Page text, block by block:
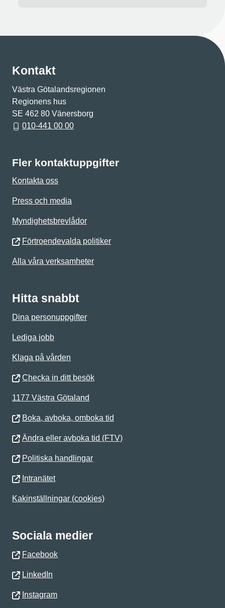
Kontakt
Västra Götalandsregionen
Regionens hus
SE 462 80 Vänersborg
010-441 00 00
Fler kontaktuppgifter
Kontakta oss
Press och media
Myndighetsbrevlådor
Förtroendevalda politiker
Alla våra verksamheter
Hitta snabbt
Dina personuppgifter
Lediga jobb
Klaga på vården
Checka in ditt besök
1177 Västra Götaland
Boka, avboka, omboka tid
Ändra eller avboka tid (FTV)
Politiska handlingar
Intranätet
Kakinställningar (cookies)
Sociala medier
Facebook
LinkedIn
Instagram